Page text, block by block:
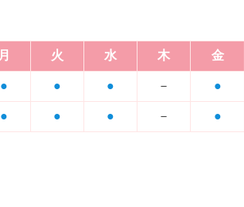
月 火 水 木 金
● ● ● － ●
● ● ● － ●